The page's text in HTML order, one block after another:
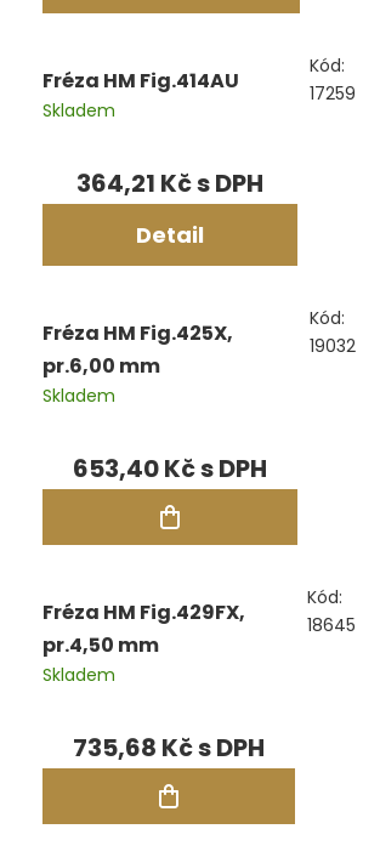
Fréza HM Fig.414AU
Skladem
364,21 Kč
Detail
Kód:
17259
Fréza HM Fig.425X,
pr.6,00 mm
Skladem
653,40 Kč
Kód:
19032
Fréza HM Fig.429FX,
pr.4,50 mm
Skladem
735,68 Kč
Kód:
18645